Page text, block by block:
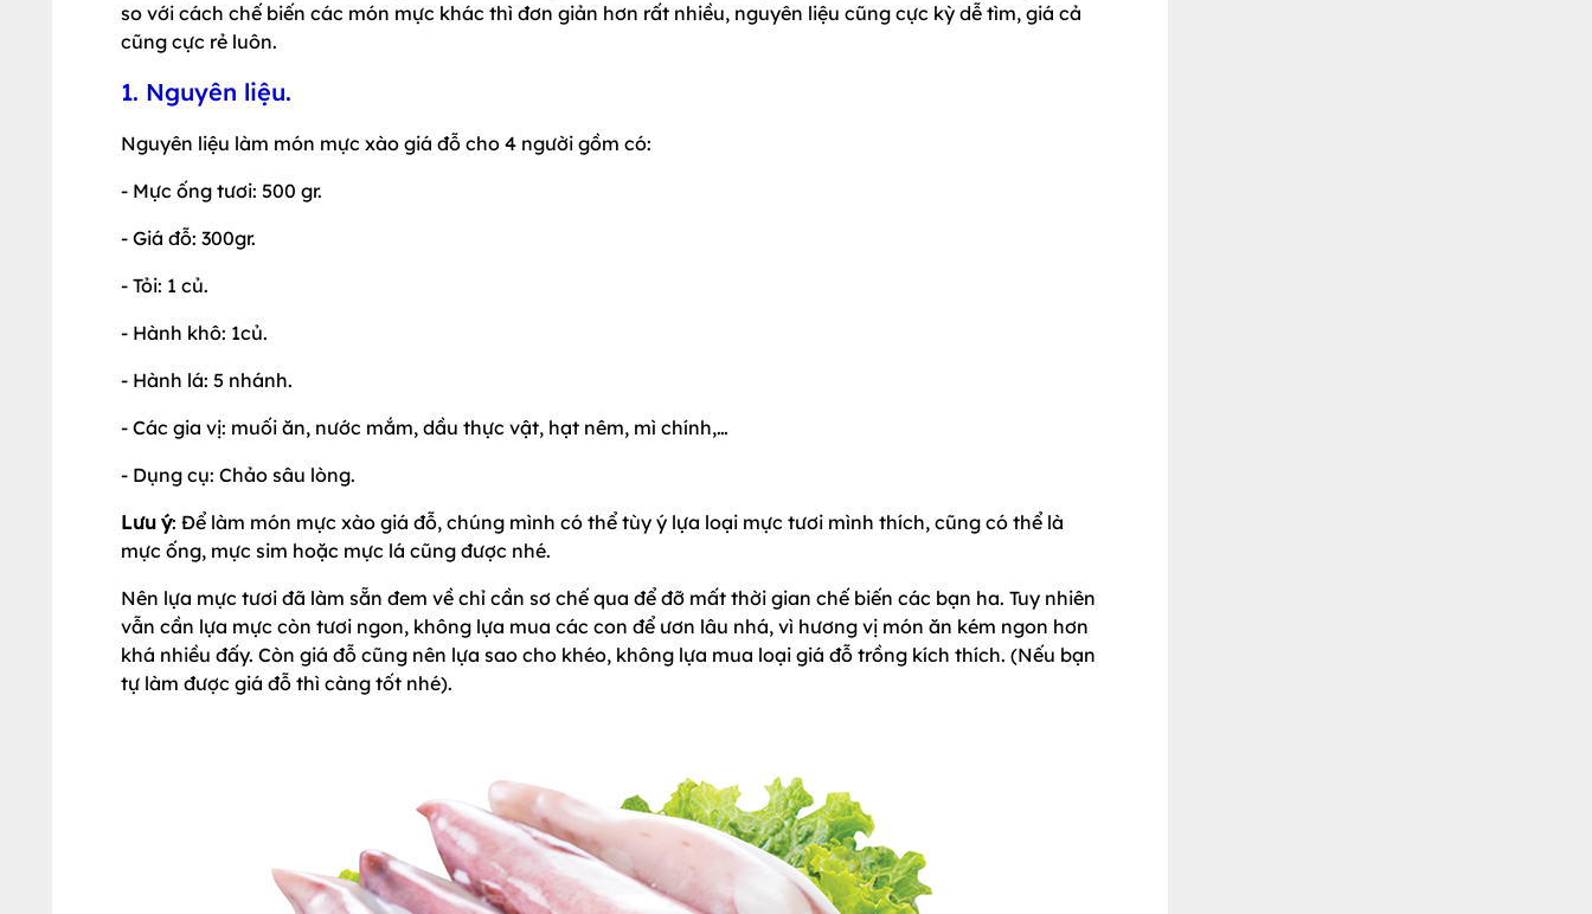
so với cách chế biến các món mực khác thì đơn giản hơn rất nhiều, nguyên liệu cũng cực kỳ dễ tìm, giá cả
cũng cực rẻ luôn.
1. Nguyên liệu.
Nguyên liệu làm món mực xào giá đỗ cho 4 người gồm có:
- Mực ống tươi: 500 gr.
- Giá đỗ: 300gr.
- Tỏi: 1 củ.
- Hành khô: 1củ.
- Hành lá: 5 nhánh.
- Các gia vị: muối ăn, nước mắm, dầu thực vật, hạt nêm, mì chính,…
- Dụng cụ: Chảo sâu lòng.
Lưu ý: Để làm món mực xào giá đỗ, chúng mình có thể tùy ý lựa loại mực tươi mình thích, cũng có thể là
mực ống, mực sim hoặc mực lá cũng được nhé.
Nên lựa mực tươi đã làm sẵn đem về chỉ cần sơ chế qua để đỡ mất thời gian chế biến các bạn ha. Tuy nhiên
vẫn cần lựa mực còn tươi ngon, không lựa mua các con để ươn lâu nhá, vì hương vị món ăn kém ngon hơn
khá nhiều đấy. Còn giá đỗ cũng nên lựa sao cho khéo, không lựa mua loại giá đỗ trồng kích thích. (Nếu bạn
tự làm được giá đỗ thì càng tốt nhé).